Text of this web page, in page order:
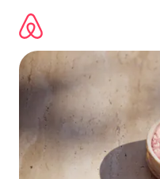
direct
naar
inhoud